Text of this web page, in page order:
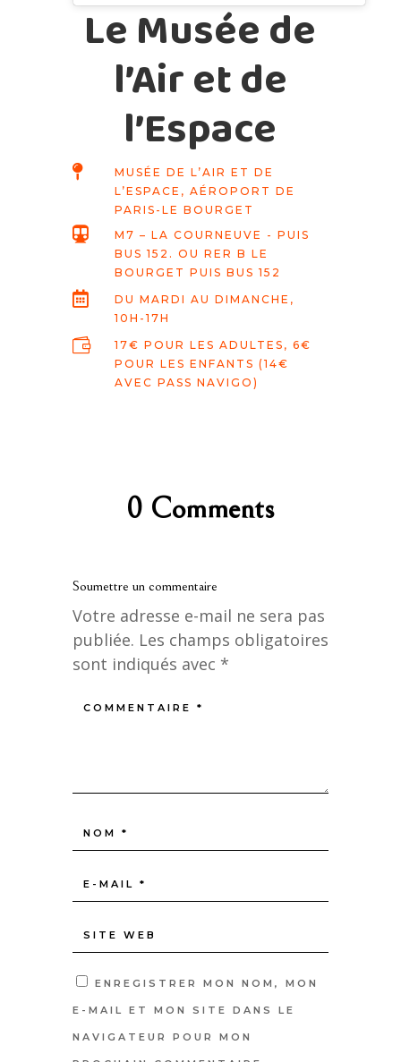
Le Musée de
l’Air et de
l’Espace

MUSÉE DE L’AIR ET DE
L’ESPACE, AÉROPORT DE
PARIS-LE BOURGET

M7 – LA COURNEUVE - PUIS
BUS 152. OU RER B LE
BOURGET PUIS BUS 152

DU MARDI AU DIMANCHE,
10H-17H

17€ POUR LES ADULTES, 6€
POUR LES ENFANTS (14€
AVEC PASS NAVIGO)
0 Comments
Soumettre un commentaire
Votre adresse e-mail ne sera pas
publiée. Les champs obligatoires
sont indiqués avec *
ENREGISTRER MON NOM, MON
E-MAIL ET MON SITE DANS LE
NAVIGATEUR POUR MON